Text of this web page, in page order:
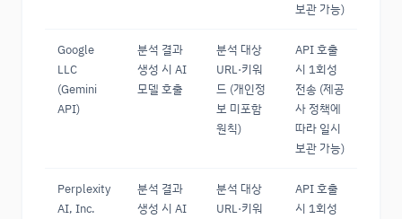
보관 가능)
Google
LLC
(Gemini
API)
분석 결과
생성 시 AI
모델 호출
분석 대상
URL·키워
드 (개인정
보 미포함
원칙)
API 호출
시 1회성
전송 (제공
사 정책에
따라 일시
보관 가능)
Perplexity
AI, Inc.
분석 결과
생성 시 AI
분석 대상
URL·키워
API 호출
시 1회성